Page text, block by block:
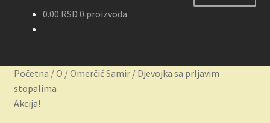
Korpa
0.00 RSD 0 proizvoda
Početna /O /Omerčić Samir/ Djevojka sa prljavim
stopalima
Akcija!